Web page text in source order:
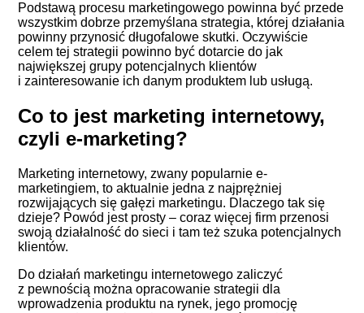
Podstawą procesu marketingowego powinna być przede
wszystkim dobrze przemyślana strategia, której działania
powinny przynosić długofalowe skutki. Oczywiście
celem tej strategii powinno być dotarcie do jak
największej grupy potencjalnych klientów
i zainteresowanie ich danym produktem lub usługą.
Co to jest marketing internetowy,
czyli e-marketing?
Marketing internetowy, zwany popularnie e-
marketingiem, to aktualnie jedna z najprężniej
rozwijających się gałęzi marketingu. Dlaczego tak się
dzieje? Powód jest prosty – coraz więcej firm przenosi
swoją działalność do sieci i tam też szuka potencjalnych
klientów.
Do działań marketingu internetowego zaliczyć
z pewnością można opracowanie strategii dla
wprowadzenia produktu na rynek, jego promocję